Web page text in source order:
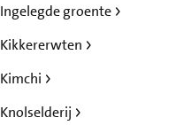
Ingelegde groente
Kikkererwten
Kimchi
Knolselderij